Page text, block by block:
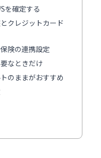
を確定する
クレジットカード
険の連携設定
なときだけ
のままがおすすめ